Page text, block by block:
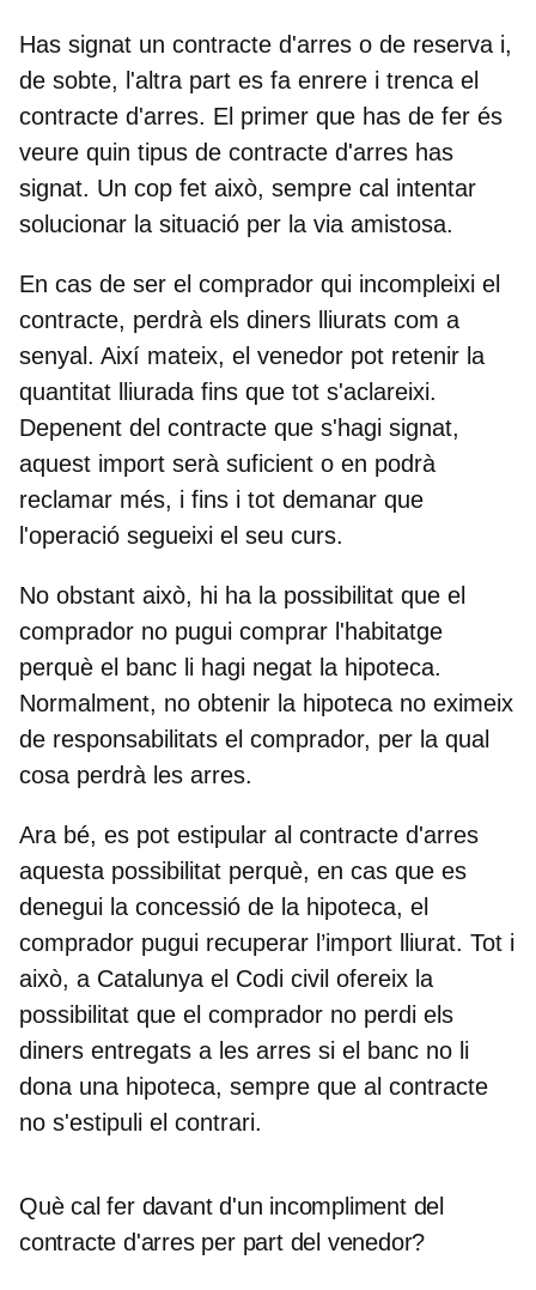
Has signat un contracte d'arres o de reserva i,
de sobte, l'altra part es fa enrere i trenca el
contracte d'arres. El primer que has de fer és
veure quin tipus de contracte d'arres has
signat. Un cop fet això, sempre cal intentar
solucionar la situació per la via amistosa.
En cas de ser el comprador qui incompleixi el
contracte, perdrà els diners lliurats com a
senyal. Així mateix, el venedor pot retenir la
quantitat lliurada fins que tot s'aclareixi.
Depenent del contracte que s'hagi signat,
aquest import serà suficient o en podrà
reclamar més, i fins i tot demanar que
l'operació segueixi el seu curs.
No obstant això, hi ha la possibilitat que el
comprador no pugui comprar l'habitatge
perquè el banc li hagi negat la hipoteca.
Normalment, no obtenir la hipoteca no eximeix
de responsabilitats el comprador, per la qual
cosa perdrà les arres.
Ara bé, es pot estipular al contracte d'arres
aquesta possibilitat perquè, en cas que es
denegui la concessió de la hipoteca, el
comprador pugui recuperar l’import lliurat. Tot i
això, a Catalunya el Codi civil ofereix la
possibilitat que el comprador no perdi els
diners entregats a les arres si el banc no li
dona una hipoteca, sempre que al contracte
no s'estipuli el contrari.
Què cal fer davant d'un incompliment del
contracte d'arres per part del venedor?